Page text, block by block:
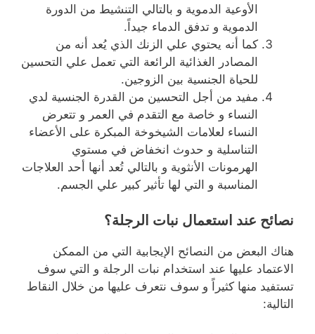
الأوعية الدموية و بالتالي التنشيط من الدورة
الدموية و تدفق الدماء جيداً.
كما أنه يحتوي علي الزنك الذي يُعد أنه من
المصادر الغذائية الرائعة التي تعمل علي التحسين
للحياة الجنسية بين الزوجين.
مفيد من أجل التحسين من القدرة الجنسية لدي
النساء و خاصة مع التقدم في العمر و تتعرض
النساء لعلامات الشيخوخة المبكرة على الأعضاء
التناسلية و حدوث انخفاض في مستوي
الهرمونات الأنثوية و بالتالي تُعد أنها أحد العلاجات
المناسبة و التي لها تأثير كبير علي الجسم.
نصائح عند استعمال نبات الرجلة؟
هناك البعض من النصائح الإيجابية التي من الممكن
الاعتماد عليها عند استخدام نبات الرجلة و التي سوف
تستفيد منها كثيراً و سوف نتعرف عليها من خلال النقاط
التالية: